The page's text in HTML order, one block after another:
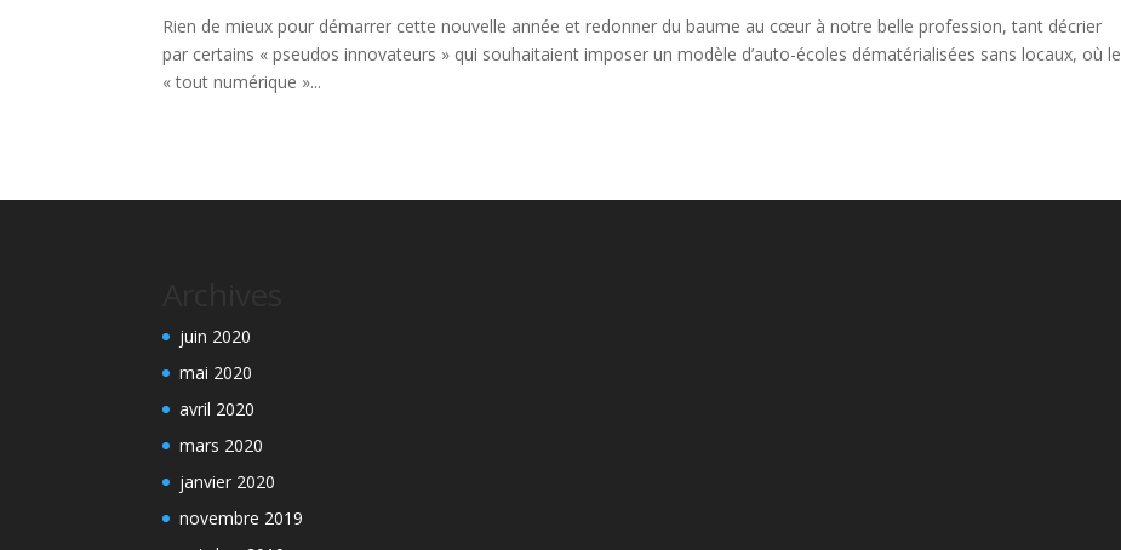
Rien de mieux pour démarrer cette nouvelle année et redonner du baume au cœur à notre belle profession, tant décrier
par certains « pseudos innovateurs » qui souhaitaient imposer un modèle d’auto-écoles dématérialisées sans locaux, où le
« tout numérique »...
juin 2020
mai 2020
avril 2020
mars 2020
janvier 2020
novembre 2019